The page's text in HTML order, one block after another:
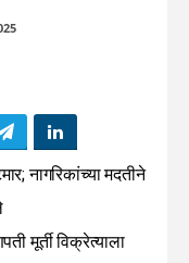
नागरिकांच्या मदतीने
मूर्ती विक्रेत्याला